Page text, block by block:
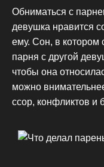
Обниматься с
девушка нравится
ему. Сон, в котором
парня с другой
чтобы она
можно
ссор, конфликтов и